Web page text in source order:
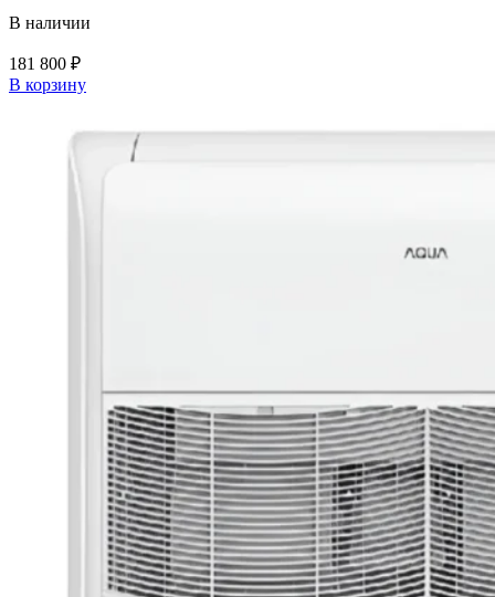
В наличии
181 800 ₽
В корзину